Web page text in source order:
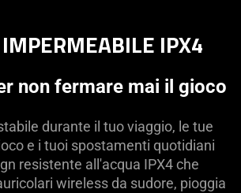
IPX4
non fermare mai il gioco
durante il tuo viaggio, le tue
e i tuoi spostamenti quotidiani
resistente all'acqua IPX4 che
wireless da sudore, pioggia